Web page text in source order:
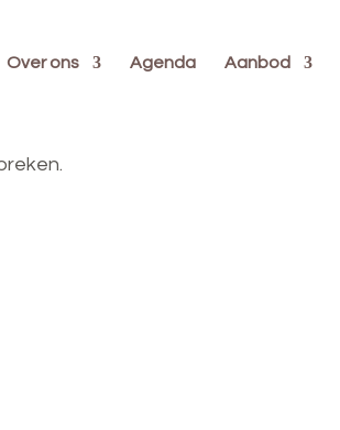
Over ons Agenda Aanbod